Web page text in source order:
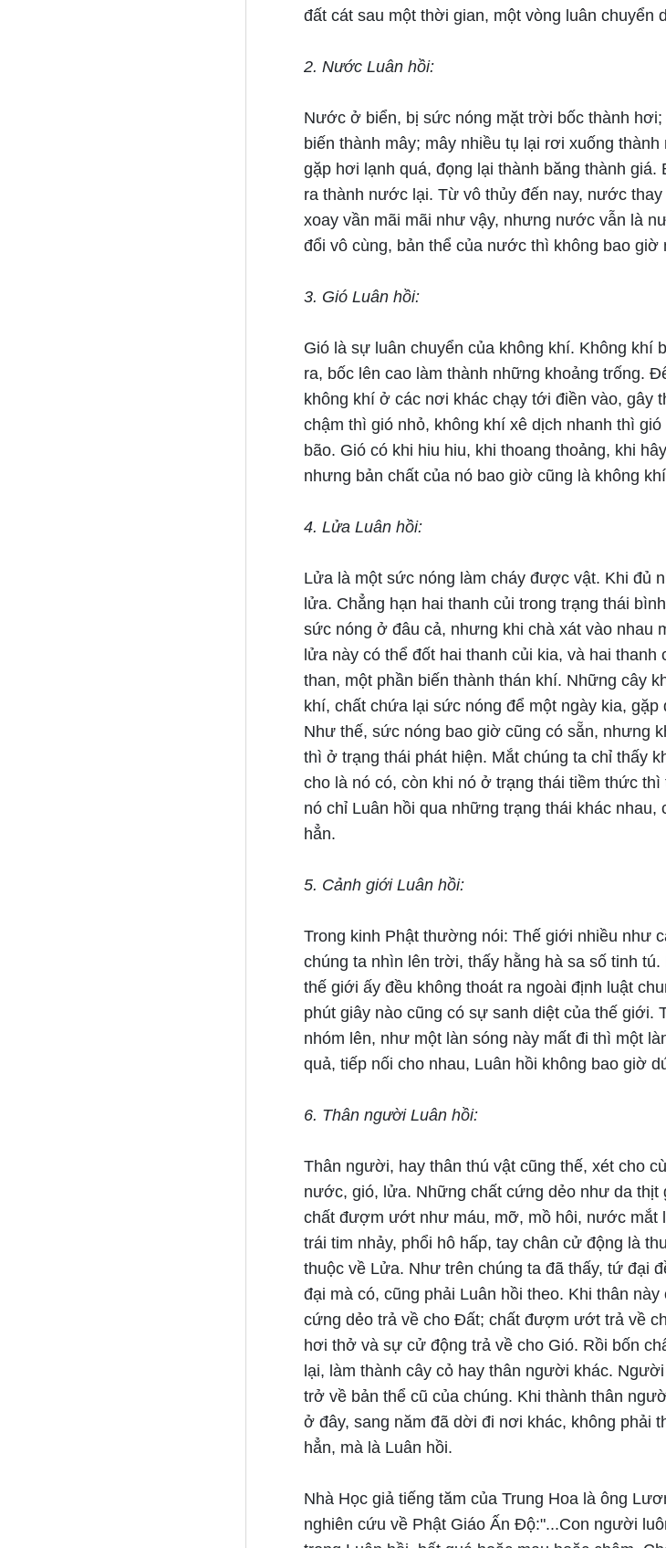
đất cát sau một thời gian, một vòng luân chuyển
2. Nước Luân hồi:
Nước ở biển, bị sức nóng mặt trời bốc thành
biến thành mây; mây nhiều tụ lại rơi xuống
gặp hơi lạnh quá, đọng lại thành băng thành
ra thành nước lại. Từ vô thủy đến nay, nước
xoay vần mãi mãi như vậy, nhưng nước vẫn là
đổi vô cùng, bản thể của nước thì không bao giờ
3. Gió Luân hồi:
Gió là sự luân chuyển của không khí. Không khí
ra, bốc lên cao làm thành những khoảng trống.
không khí ở các nơi khác chạy tới điền vào, gây
chậm thì gió nhỏ, không khí xê dịch nhanh thì
bão. Gió có khi hiu hiu, khi thoang thoảng, khi
nhưng bản chất của nó bao giờ cũng là không
4. Lửa Luân hồi:
Lửa là một sức nóng làm cháy được vật. Khi đủ
lửa. Chẳng hạn hai thanh củi trong trạng thái
sức nóng ở đâu cả, nhưng khi chà xát vào nhau
lửa này có thể đốt hai thanh củi kia, và hai
than, một phần biến thành thán khí. Những cây
khí, chất chứa lại sức nóng để một ngày kia,
Như thế, sức nóng bao giờ cũng có sẵn, nhưng
thì ở trạng thái phát hiện. Mắt chúng ta chỉ thấy
cho là nó có, còn khi nó ở trạng thái tiềm thức
nó chỉ Luân hồi qua những trạng thái khác
hẳn.
5. Cảnh giới Luân hồi:
Trong kinh Phật thường nói: Thế giới nhiều như
chúng ta nhìn lên trời, thấy hằng hà sa số tinh
thế giới ấy đều không thoát ra ngoài định luật
phút giây nào cũng có sự sanh diệt của thế giới.
nhóm lên, như một làn sóng này mất đi thì một
quả, tiếp nối cho nhau, Luân hồi không bao giờ
6. Thân người Luân hồi:
Thân người, hay thân thú vật cũng thế, xét cho
nước, gió, lửa. Những chất cứng dẻo như da
chất đượm ướt như máu, mỡ, mồ hôi, nước mắt
trái tim nhảy, phổi hô hấp, tay chân cử động là
thuộc về Lửa. Như trên chúng ta đã thấy, tứ đại
đại mà có, cũng phải Luân hồi theo. Khi thân
cứng dẻo trả về cho Đất; chất đượm ướt trả về
hơi thở và sự cử động trả về cho Gió. Rồi bốn
lại, làm thành cây cỏ hay thân người khác.
trở về bản thể cũ của chúng. Khi thành thân
ở đây, sang năm đã dời đi nơi khác, không phải
hẳn, mà là Luân hồi.
Nhà Học giả tiếng tăm của Trung Hoa là ông
nghiên cứu về Phật Giáo Ấn Độ:"...Con người